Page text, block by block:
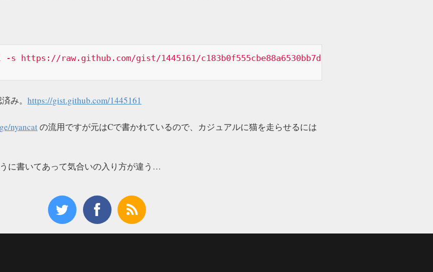
https://raw.github.com/gist/1445161/c183b0f555cbe88a6530bb7da2eb607a62f75403/
み。 https://gist.github.com/1445161
nyancatの流用ですが元はCで書かれているので、カジュアルに猫を走らせるには
に書いてあって気合いの入り方が違う…